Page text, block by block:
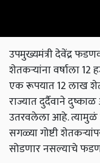
उपमुख्यमंत्री देवेंद्र
शेतकऱ्यांना वर्षाला
एक रूपयात 12 लाख
राज्यात दुर्दैवाने
उतरवलेला आहे. त्यामुळं
सगळ्या गोष्टी
सोडणार नसल्याचे